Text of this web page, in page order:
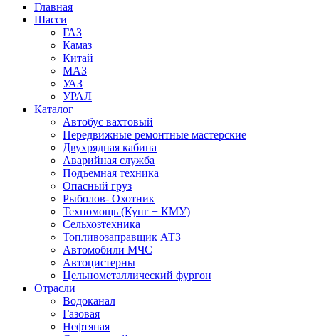
Главная
Шасси
ГАЗ
Камаз
Китай
МАЗ
УАЗ
УРАЛ
Каталог
Автобус вахтовый
Передвижные ремонтные мастерские
Двухрядная кабина
Аварийная служба
Подъемная техника
Опасный груз
Рыболов- Охотник
Техпомощь (Кунг + КМУ)
Сельхозтехника
Топливозаправщик АТЗ
Автомобили МЧС
Автоцистерны
Цельнометаллический фургон
Отрасли
Водоканал
Газовая
Нефтяная